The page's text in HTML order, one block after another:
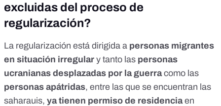
excluidas del proceso de
regularización?
La regularización está dirigida a personas migrantes
en situación irregular y tanto las personas
ucranianas desplazadas por la guerracomo las
personas apátridas, entre las que se encuentran las
saharauis, ya tienen permiso de residenciaen